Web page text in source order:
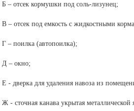
Б – отсек кормушки под соль-лизунец;
В – отсек под емкость с жидкостными
Г – поилка (автопоилка);
Д – окно;
Е - дверка для удаления навоза из
Ж - сточная канава укрытая металлической